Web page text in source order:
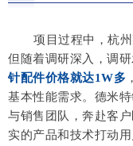
项目过程中，杭
但随着调研深入，调
针配件价格就达1W多
基本性能需求。德米
与销售团队，奔赴客
实的产品和技术打动